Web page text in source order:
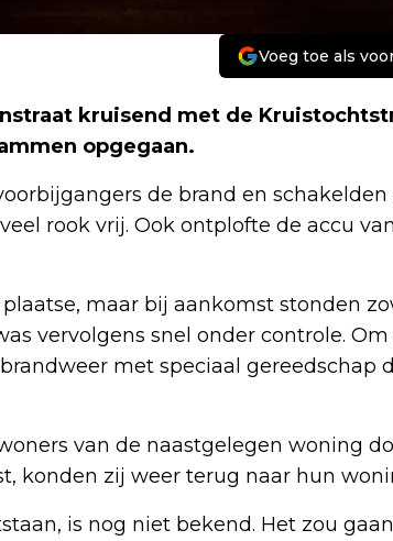
Voeg toe als
kruisend met de
opgegaan.
de brand en
rook vrij. Ook ontplofte de accu
maar bij aankomst stonden
vervolgens snel onder controle.
met speciaal gereedschap
van de naastgelegen woning
konden zij weer terug naar hun
is nog niet bekend. Het zou